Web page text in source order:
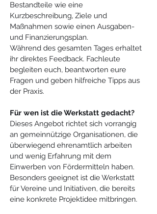
Bestandteile wie eine
Kurzbeschreibung, Ziele und
Maßnahmen sowie einen Ausgaben-
und Finanzierungsplan.
Während des gesamten Tages erhaltet
ihr direktes Feedback. Fachleute
begleiten euch, beantworten eure
Fragen und geben hilfreiche Tipps aus
der Praxis.
Für wen ist die Werkstatt gedacht?
Dieses Angebot richtet sich vorrangig
an gemeinnützige Organisationen, die
überwiegend ehrenamtlich arbeiten
und wenig Erfahrung mit dem
Einwerben von Fördermitteln haben.
Besonders geeignet ist die Werkstatt
für Vereine und Initiativen, die bereits
eine konkrete Projektidee mitbringen.